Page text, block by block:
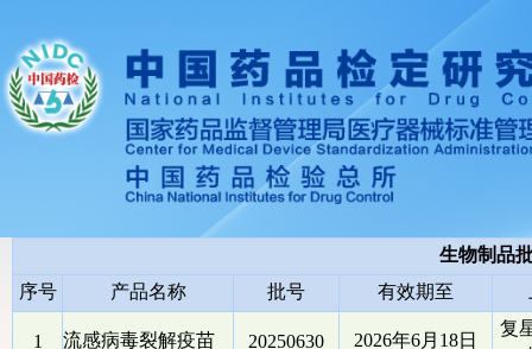
生物制品
序号
产品名称 批号 有效期至
1 流感病毒裂解疫苗 20250630 2026年6月18日
复